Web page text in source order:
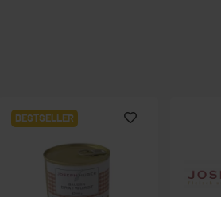
BESTSELLER